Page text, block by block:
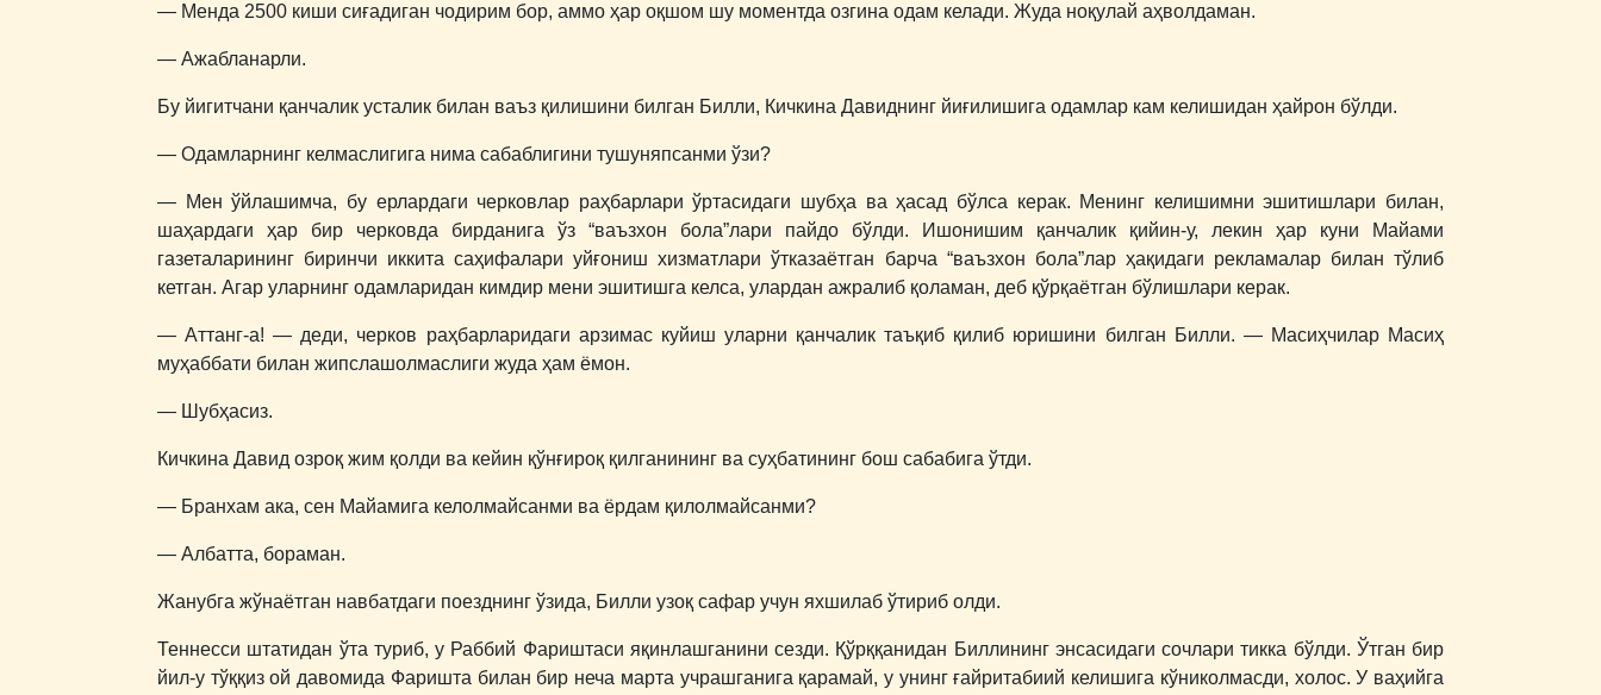
― Менда 2500 киши сиғадиган чодирим бор, аммо ҳар оқшом шу моментда озгина одам келади. Жуда ноқулай аҳволдаман.
― Ажабланарли.
Бу йигитчани қанчалик усталик билан ваъз қилишини билган Билли, Кичкина Давиднинг йиғилишига одамлар кам келишидан ҳайрон бўлди.
― Одамларнинг келмаслигига нима сабаблигини тушуняпсанми ўзи?
― Мен ўйлашимча, бу ерлардаги черковлар раҳбарлари ўртасидаги шубҳа ва ҳасад бўлса керак. Менинг келишимни эшитишлари билан,
шаҳардаги ҳар бир черковда бирданига ўз “ваъзхон бола”лари пайдо бўлди. Ишонишим қанчалик қийин-у, лекин ҳар куни Майами
газеталарининг биринчи иккита саҳифалари уйғониш хизматлари ўтказаётган барча “ваъзхон бола”лар ҳақидаги рекламалар билан тўлиб
кетган. Агар уларнинг одамларидан кимдир мени эшитишга келса, улардан ажралиб қоламан, деб қўрқаётган бўлишлари керак.
― Аттанг-а! ― деди, черков раҳбарларидаги арзимас куйиш уларни қанчалик таъқиб қилиб юришини билган Билли. ― Масиҳчилар Масиҳ
муҳаббати билан жипслашолмаслиги жуда ҳам ёмон.
― Шубҳасиз.
Кичкина Давид озроқ жим қолди ва кейин қўнғироқ қилганининг ва суҳбатининг бош сабабига ўтди.
― Бранхам ака, сен Майамига келолмайсанми ва ёрдам қилолмайсанми?
― Албатта, бораман.
Жанубга жўнаётган навбатдаги поезднинг ўзида, Билли узоқ сафар учун яхшилаб ўтириб олди.
Теннесси штатидан ўта туриб, у Раббий Фариштаси яқинлашганини сезди. Қўрққанидан Биллининг энсасидаги сочлари тикка бўлди. Ўтган бир
йил-у тўққиз ой давомида Фаришта билан бир неча марта учрашганига қарамай, у унинг ғайритабиий келишига кўниколмасди, холос. У ваҳийга